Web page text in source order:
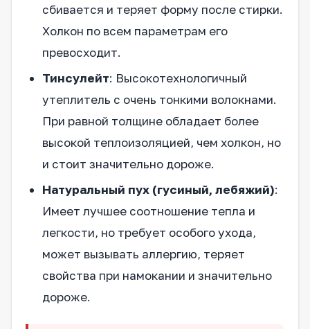
сбивается и теряет форму после стирки.
Холкон по всем параметрам его
превосходит.
Тинсулейт: Высокотехнологичный
утеплитель с очень тонкими волокнами.
При равной толщине обладает более
высокой теплоизоляцией, чем холкон, но
и стоит значительно дороже.
Натуральный пух (гусиный, лебяжий):
Имеет лучшее соотношение тепла и
легкости, но требует особого ухода,
может вызывать аллергию, теряет
свойства при намокании и значительно
дороже.